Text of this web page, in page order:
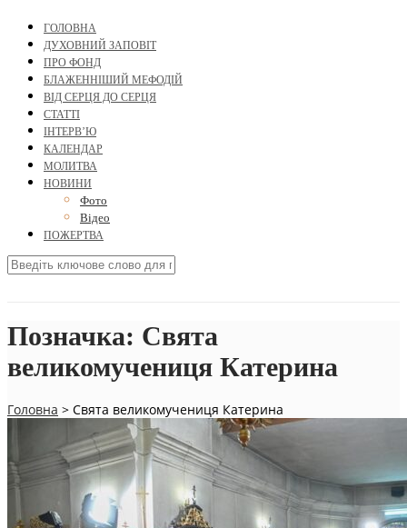
ГОЛОВНА
ДУХОВНИЙ ЗАПОВІТ
ПРО ФОНД
БЛАЖЕННІШИЙ МЕФОДІЙ
ВІД СЕРЦЯ ДО СЕРЦЯ
СТАТТІ
ІНТЕРВ’Ю
КАЛЕНДАР
МОЛИТВА
НОВИНИ
Фото
Відео
ПОЖЕРТВА
Позначка: Свята
великомучениця Катерина
Головна > Свята великомучениця Катерина